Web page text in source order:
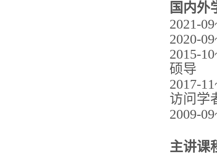
国内外
2021-
2020-
2015-
硕导
2017-
访问学
2009-
主讲课